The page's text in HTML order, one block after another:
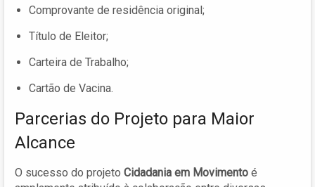
Comprovante de residência original;
Título de Eleitor;
Carteira de Trabalho;
Cartão de Vacina.
Parcerias do Projeto para Maior
Alcance
O sucesso do projeto Cidadania em Movimento é